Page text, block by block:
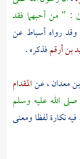
: " من أحبهما فقد
رواهأسباط عن
بن أرقمفذكره .
معدان، عنالمقدام
الله عليه وسلم
نكارة لفظا ومعنى